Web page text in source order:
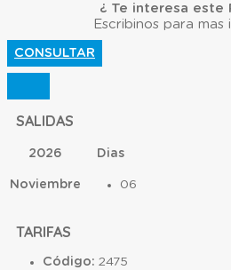
¿ Te interesa este
Escribinos para mas
CONSULTAR
SALIDAS
2026 Dias
Noviembre 06
TARIFAS
Código: 2475